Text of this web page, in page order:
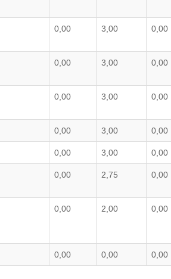
0,00 3,00 0,00
0,00 3,00 0,00
0,00 3,00 0,00
0,00 3,00 0,00
0,00 3,00 0,00
0,00 2,75 0,00
0,00 2,00 0,00
0,00 0,00 0,00